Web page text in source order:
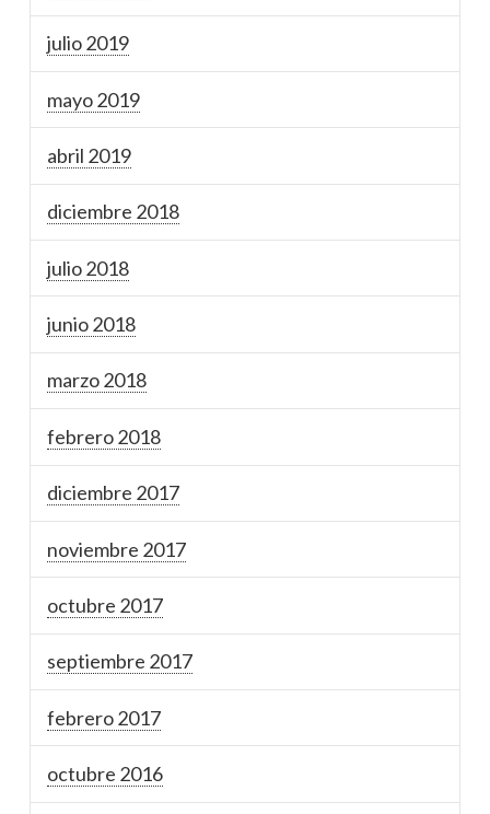
julio 2019
mayo 2019
abril 2019
diciembre 2018
julio 2018
junio 2018
marzo 2018
febrero 2018
diciembre 2017
noviembre 2017
octubre 2017
septiembre 2017
febrero 2017
octubre 2016